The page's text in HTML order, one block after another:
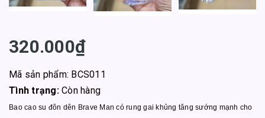
320.000₫
Mã sản phẩm: BCS011
Tình trạng: Còn hàng
Bao cao su đôn dên Brave Man có rung gai khủng tăng sướng mạnh cho